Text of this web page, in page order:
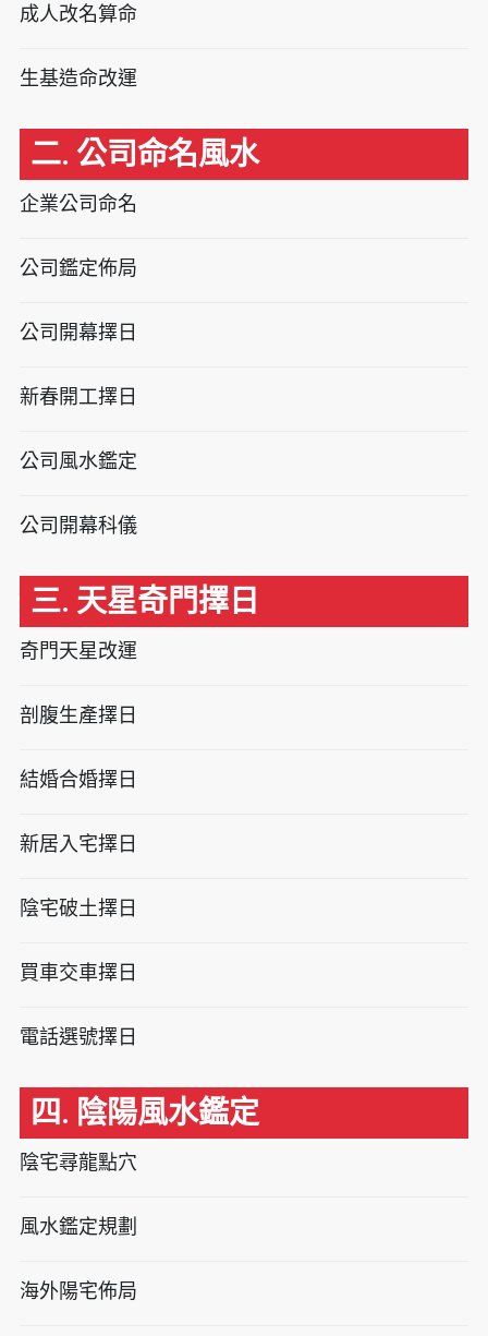
成人改名算命
生基造命改運
二. 公司命名風水
企業公司命名
公司鑑定佈局
公司開幕擇日
新春開工擇日
公司風水鑑定
公司開幕科儀
三. 天星奇門擇日
奇門天星改運
剖腹生產擇日
結婚合婚擇日
新居入宅擇日
陰宅破土擇日
買車交車擇日
電話選號擇日
四. 陰陽風水鑑定
陰宅尋龍點穴
風水鑑定規劃
海外陽宅佈局